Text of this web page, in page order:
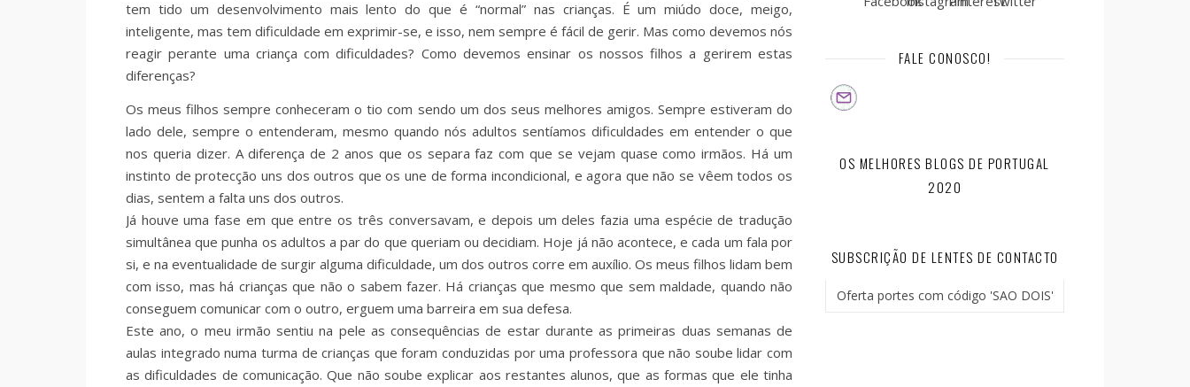
tem tido um desenvolvimento mais lento do que é “normal” nas crianças. É um miúdo doce, meigo,
inteligente, mas tem dificuldade em exprimir-se, e isso, nem sempre é fácil de gerir. Mas como devemos nós
reagir perante uma criança com dificuldades? Como devemos ensinar os nossos filhos a gerirem estas
diferenças?
Os meus filhos sempre conheceram o tio com sendo um dos seus melhores amigos. Sempre estiveram do
lado dele, sempre o entenderam, mesmo quando nós adultos sentíamos dificuldades em entender o que
nos queria dizer. A diferença de 2 anos que os separa faz com que se vejam quase como irmãos. Há um
instinto de protecção uns dos outros que os une de forma incondicional, e agora que não se vêem todos os
dias, sentem a falta uns dos outros.
Já houve uma fase em que entre os três conversavam, e depois um deles fazia uma espécie de tradução
simultânea que punha os adultos a par do que queriam ou decidiam. Hoje já não acontece, e cada um fala por
si, e na eventualidade de surgir alguma dificuldade, um dos outros corre em auxílio. Os meus filhos lidam bem
com isso, mas há crianças que não o sabem fazer. Há crianças que mesmo que sem maldade, quando não
conseguem comunicar com o outro, erguem uma barreira em sua defesa.
Este ano, o meu irmão sentiu na pele as consequências de estar durante as primeiras duas semanas de
aulas integrado numa turma de crianças que foram conduzidas por uma professora que não soube lidar com
as dificuldades de comunicação. Que não soube explicar aos restantes alunos, que as formas que ele tinha
FALE CONOSCO!
OS MELHORES BLOGS DE PORTUGAL
2020
SUBSCRIÇÃO DE LENTES DE CONTACTO
Oferta portes com código 'SAO DOIS'